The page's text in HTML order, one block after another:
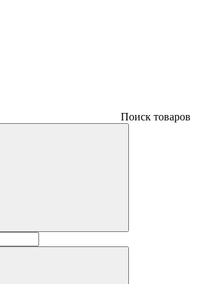
Поиск товаров